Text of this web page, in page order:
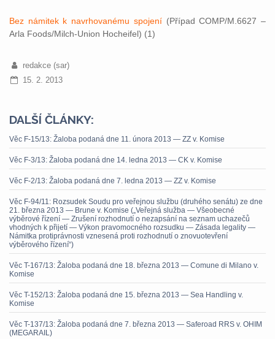
Bez námitek k navrhovanému spojení (Případ COMP/M.6627 –
Arla Foods/Milch-Union Hocheifel) (1)
redakce (sar)
15. 2. 2013
DALŠÍ ČLÁNKY:
Věc F-15/13: Žaloba podaná dne 11. února 2013 — ZZ v. Komise
Věc F-3/13: Žaloba podaná dne 14. ledna 2013 — CK v. Komise
Věc F-2/13: Žaloba podaná dne 7. ledna 2013 — ZZ v. Komise
Věc F-94/11: Rozsudek Soudu pro veřejnou službu (druhého senátu) ze dne
21. března 2013 — Brune v. Komise („Veřejná služba — Všeobecné
výběrové řízení — Zrušení rozhodnutí o nezapsání na seznam uchazečů
vhodných k přijetí — Výkon pravomocného rozsudku — Zásada legality —
Námitka protiprávnosti vznesená proti rozhodnutí o znovuotevření
výběrového řízení“)
Věc T-167/13: Žaloba podaná dne 18. března 2013 — Comune di Milano v.
Komise
Věc T-152/13: Žaloba podaná dne 15. března 2013 — Sea Handling v.
Komise
Věc T-137/13: Žaloba podaná dne 7. března 2013 — Saferoad RRS v. OHIM
(MEGARAIL)